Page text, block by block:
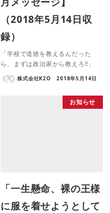
（2018年5月14日収
録）
「学校で道徳を教えるんだった
ら、まずは政治家から教えろ!!」
株式会社K2O 2018年5月14日
お知らせ
「一生懸命、裸の王様
に服を着せようとして